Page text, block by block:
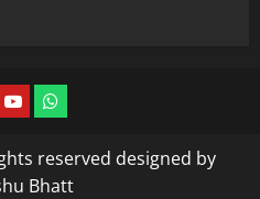
reserved designed by
Bhatt